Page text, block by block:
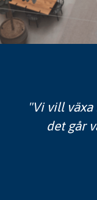
"Vi vill
det går